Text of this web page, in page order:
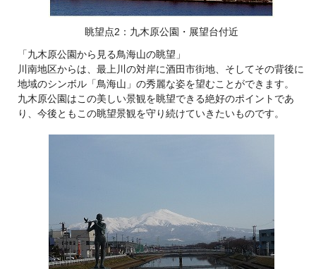
眺望点2：九木原公園・展望台付近
「九木原公園から見る鳥海山の眺望」
川南地区からは、最上川の対岸に酒田市街地、そしてその背後に
地域のシンボル「鳥海山」の秀麗な姿を望むことができます。
九木原公園はこの美しい景観を眺望できる絶好のポイントであ
り、今後ともこの眺望景観を守り続けていきたいものです。